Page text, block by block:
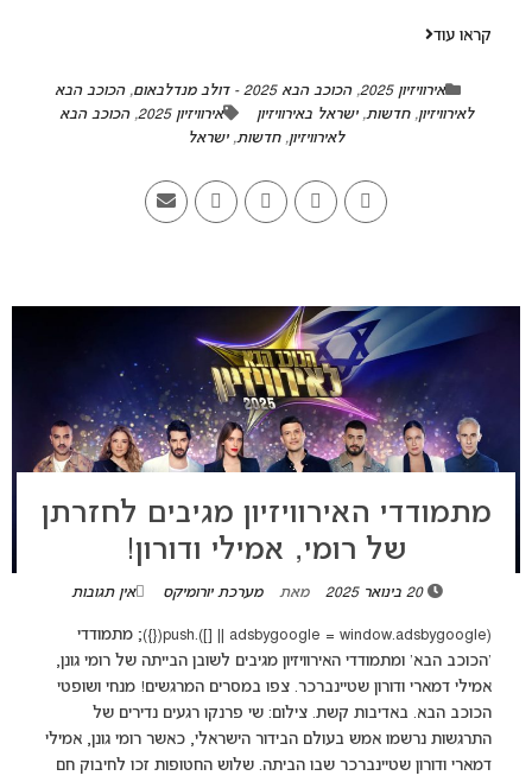
קראו עוד
אירוויזיון 2025 ,הכוכב הבא 2025 - דולב מנדלבאום ,הכוכב הבא
לאירוויזיון,חדשות,ישראל באירוויזיון אירוויזיון 2025 ,הכוכב הבא
לאירוויזיון,חדשות,ישראל
מתמודדי האירוויזיון מגיבים לחזרתן
של רומי, אמילי ודורון!
20 בינואר 2025 מאת מערכת יורומיקס אין תגובות
(adsbygoogle = window.adsbygoogle || []).push({}); מתמודדי
'הכוכב הבא' ומתמודדי האירוויזיון מגיבים לשובן הבייתה של רומי גונן,
אמילי דמארי ודורון שטיינברכר. צפו במסרים המרגשים! מנחי ושופטי
הכוכב הבא. באדיבות קשת. צילום: שי פרנקו רגעים נדירים של
התרגשות נרשמו אמש בעולם הבידור הישראלי, כאשר רומי גונן, אמילי
דמארי ודורון שטיינברכר שבו הביתה. שלוש החטופות זכו לחיבוק חם